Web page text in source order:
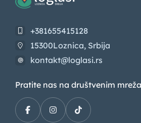
+381655415128
15300Loznica, Srbija
kontakt@loglasi.rs
Pratite nas na društvenim